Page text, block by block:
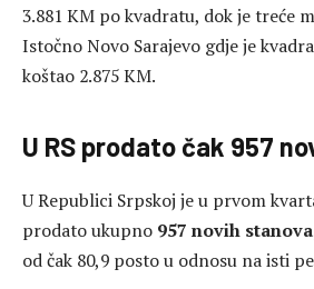
3.881 KM po kvadratu, dok je treće
Istočno Novo Sarajevo gdje je
koštao 2.875 KM.
U RS prodato čak 957
U Republici Srpskoj je u prvom
prodato ukupno 957 novih
od čak 80,9 posto u odnosu na isti